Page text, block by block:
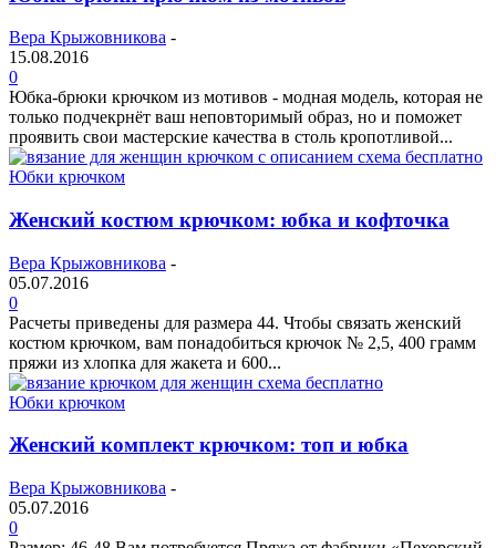
Вера Крыжовникова -
15.08.2016
0
Юбка-брюки крючком из мотивов - модная модель, которая не
только подчекрнёт ваш неповторимый образ, но и поможет
проявить свои мастерские качества в столь кропотливой...
Юбки крючком
Женский костюм крючком: юбка и кофточка
Вера Крыжовникова -
05.07.2016
0
Расчеты приведены для размера 44. Чтобы связать женский
костюм крючком, вам понадобиться крючок № 2,5, 400 грамм
пряжи из хлопка для жакета и 600...
Юбки крючком
Женский комплект крючком: топ и юбка
Вера Крыжовникова -
05.07.2016
0